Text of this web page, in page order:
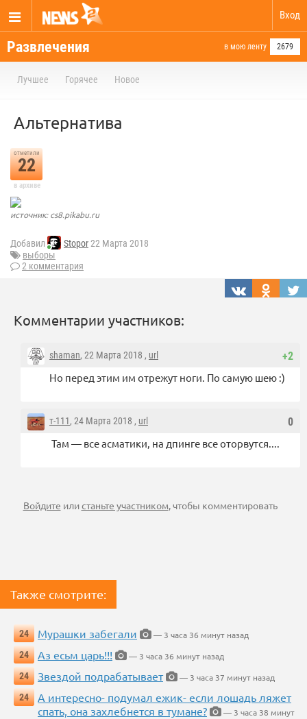
Вход
Развлечения в мою ленту 2679
Лучшее Горячее Новое
Альтернатива
отметили
22
в архиве
источник: cs8.pikabu.ru
Добавил Stopor22 Марта 2018
выборы
2 комментария
Комментарии участников:
+2
shaman, 22 Марта 2018 , url
Но перед этим им отрежут ноги. По самую шею :)
0
т-111, 24 Марта 2018 , url
Там — все асматики, на дпинге все оторвутся....
Войдите илистаньте участником, чтобы комментировать
Также смотрите:
24 Мурашки забегали
— 3 часа 36 минут назад
24
Аз есьм царь!!!
— 3 часа 36 минут назад
24
Звездой подрабатывает
— 3 часа 37 минут назад
24
А интересно- подумал ежик- если лошадь ляжет
спать, она захлебнется в тумане?
— 3 часа 38 минут